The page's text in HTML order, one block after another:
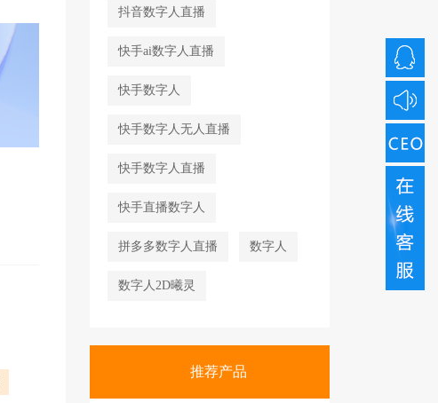
抖音数字人直播
快手ai数字人直播
快手数字人
快手数字人无人直播
快手数字人直播
快手直播数字人
拼多多数字人直播 数字人
数字人2D曦灵
推荐产品